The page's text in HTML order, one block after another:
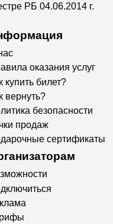
РБ 04.06.2014 г.
оказания услуг
купить билет?
вернуть?
безопасности
продаж
сертификаты